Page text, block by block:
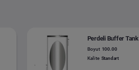
Perdeli Buffer Tank
Boyut 100.00
Kalite Standart